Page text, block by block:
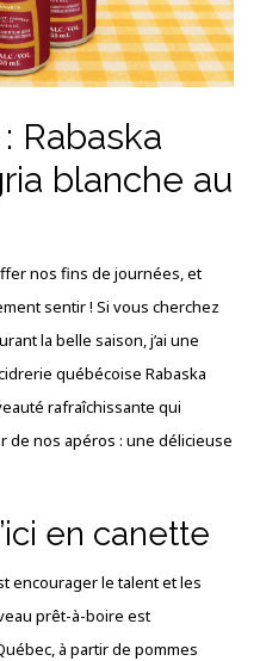
: Rabaska
blanche au
nos fins de journées, et
sentir ! Si vous cherchez
la belle saison, j’ai une
québécoise Rabaska
rafraîchissante qui
nos apéros : une délicieuse
en canette
encourager le talent et les
prêt-à-boire est
à partir de pommes